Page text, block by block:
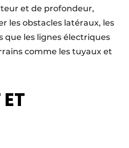
et de profondeur,
les obstacles latéraux, les
que les lignes électriques
comme les tuyaux et